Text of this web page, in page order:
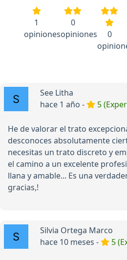
1
opiniones
0
opiniones
0
See Litha
hace 1 año -
5
He de valorar el trato
desconoces absolutamente
necesitas un trato discreto y
el camino a un excelente
llana y amable... Es una
gracias,!
Silvia Ortega Marco
hace 10 meses -
5